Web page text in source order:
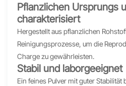
Pflanzlichen Ursprungs
charakterisiert
Hergestellt aus pflanzlichen
Reinigungsprozesse, um die
Charge zu gewährleisten.
Stabil und laborgeeignet
Ein feines Pulver mit guter Stabilität